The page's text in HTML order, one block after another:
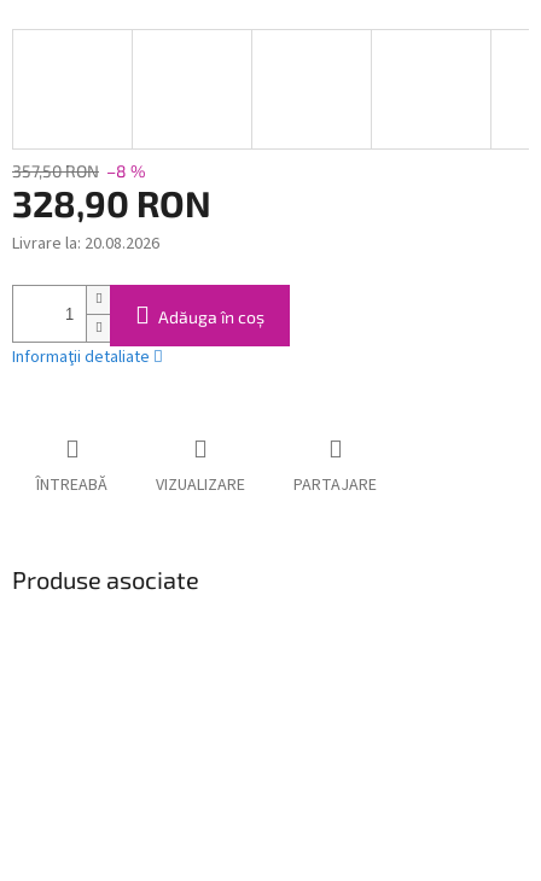
357,50 RON –8 %
328,90 RON
Evaluare
Livrare la: 20.08.2026
Adăuga în coş
Informaţii detaliate
ÎNTREABĂ VIZUALIZARE PARTAJARE
Produse asociate